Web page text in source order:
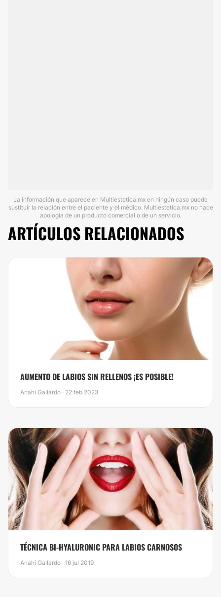
La información que aparece en Multiestetica.mx en ningún caso puede
sustituir la relación entre el paciente y el médico. Multiestetica.mx no hace
apología de un producto comercial o de un servicio.
ARTÍCULOS RELACIONADOS
​AUMENTO DE LABIOS SIN RELLENOS ¡ES POSIBLE!
Anahí Gallardo · 22 feb 2023
TÉCNICA BI-HYALURONIC PARA LABIOS CARNOSOS
Anahí Gallardo · 16 jul 2019